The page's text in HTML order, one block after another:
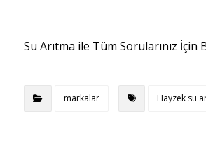
Su Arıtma ile Tüm Sorularınız İçin
markalar Hayzek su